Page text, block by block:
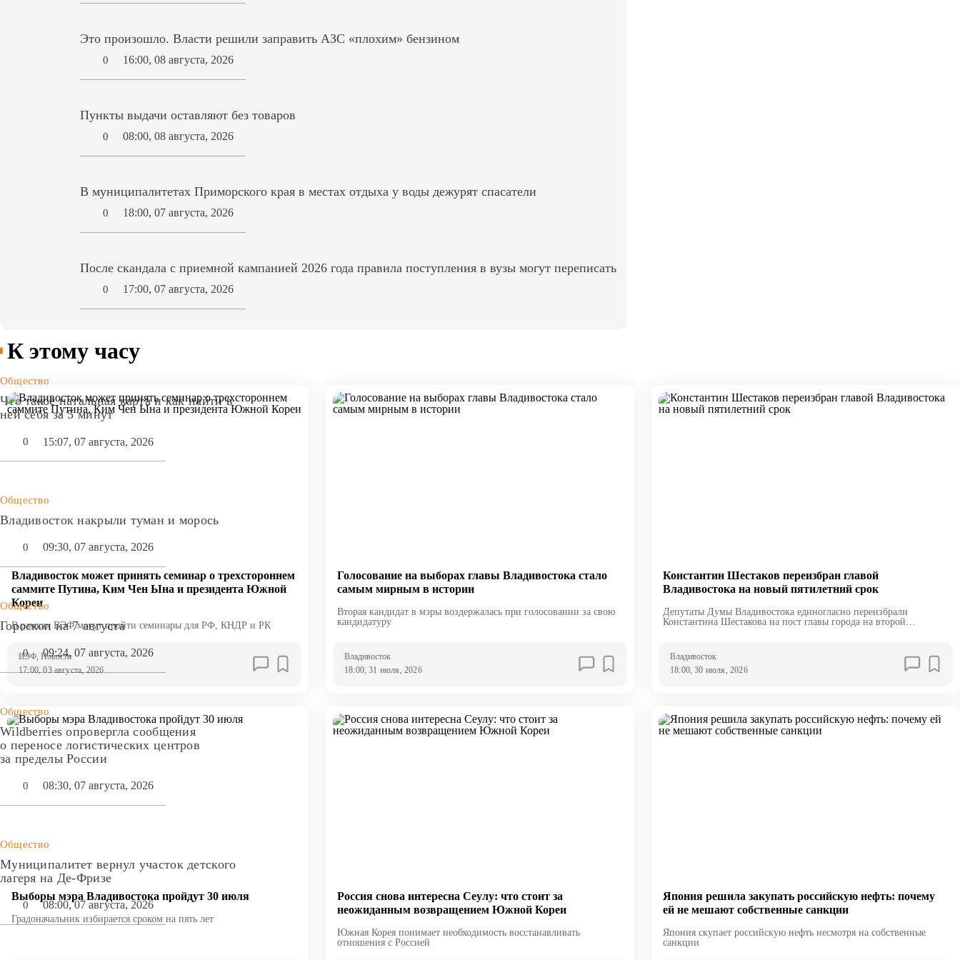
Это произошло. Власти решили заправить АЗС «плохим» бензином
0 16:00, 08 августа, 2026
Пункты выдачи оставляют без товаров
0 08:00, 08 августа, 2026
В муниципалитетах Приморского края в местах отдыха у воды дежурят спасатели
0 18:00, 07 августа, 2026
После скандала с приемной кампанией 2026 года правила поступления в вузы могут переписать
0 17:00, 07 августа, 2026
К этому часу
Общество
Что такое натальная карта и как найти в
ней себя за 5 минут
0 15:07, 07 августа, 2026
Общество
Владивосток накрыли туман и морось
0 09:30, 07 августа, 2026
Общество
Гороскоп на 7 августа
0 09:24, 07 августа, 2026
Общество
Wildberries опровергла сообщения
о переносе логистических центров
за пределы России
0 08:30, 07 августа, 2026
Общество
Муниципалитет вернул участок детского
лагеря на Де-Фризе
0 08:00, 07 августа, 2026
Владивосток может принять семинар о трехстороннем
саммите Путина, Ким Чен Ына и президента Южной
Кореи
В рамках ВЭФ могут пройти семинары для РФ, КНДР и РК
ВЭФ , Новости
17:00, 03 августа, 2026
Голосование на выборах главы Владивостока стало
самым мирным в истории
Вторая кандидат в мэры воздержалась при голосовании за свою
кандидатуру
Владивосток
18:00, 31 июля, 2026
Константин Шестаков переизбран главой
Владивостока на новый пятилетний срок
Депутаты Думы Владивостока единогласно переизбрали
Константина Шестакова на пост главы города на второй
Владивосток
18:00, 30 июля, 2026
Выборы мэра Владивостока пройдут 30 июля
Градоначальник избирается сроком на пять лет
Россия снова интересна Сеулу: что стоит за
неожиданным возвращением Южной Кореи
Южная Корея понимает необходимость восстанавливать
отношения с Россией
Япония решила закупать российскую нефть: почему
ей не мешают собственные санкции
Япония скупает российскую нефть несмотря на собственные
санкции